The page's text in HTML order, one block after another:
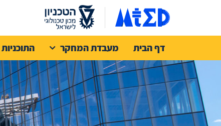
דף הבית מעבדת המחקר